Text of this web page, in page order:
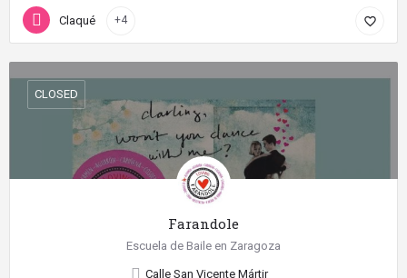
Claqué +4 favorite_border
Farandole
Escuela de Baile en Zaragoza
Calle San Vicente Mártir
CLOSED